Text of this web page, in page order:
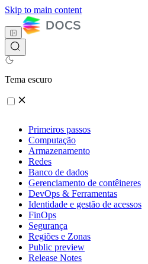
Skip to main content
Tema escuro
Primeiros passos
Computação
Armazenamento
Redes
Banco de dados
Gerenciamento de contêineres
DevOps & Ferramentas
Identidade e gestão de acessos
FinOps
Segurança
Regiões e Zonas
Public preview
Release Notes